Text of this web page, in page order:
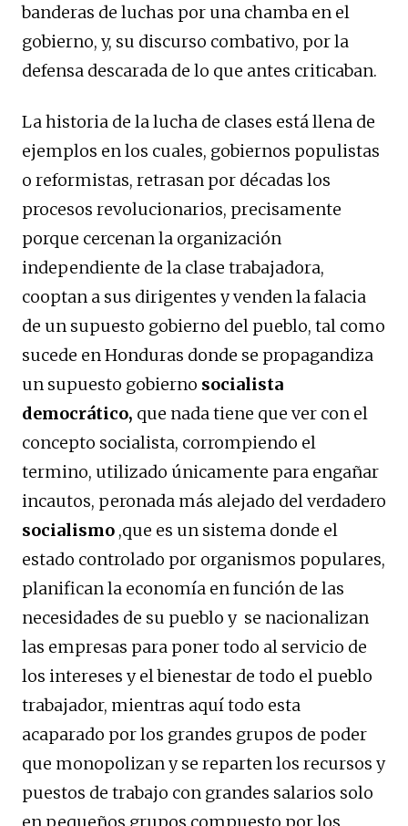
banderas de luchas por una chamba en el
gobierno, y, su discurso combativo, por la
defensa descarada de lo que antes criticaban.
La historia de la lucha de clases está llena de
ejemplos en los cuales, gobiernos populistas
o reformistas, retrasan por décadas los
procesos revolucionarios, precisamente
porque cercenan la organización
independiente de la clase trabajadora,
cooptan a sus dirigentes y venden la falacia
de un supuesto gobierno del pueblo, tal como
sucede en Honduras donde se propagandiza
un supuesto gobierno socialista
democrático, que nada tiene que ver con el
concepto socialista, corrompiendo el
termino, utilizado únicamente para engañar
incautos, peronada más alejado del verdadero
socialismo ,que es un sistema donde el
estado controlado por organismos populares,
planifican la economía en función de las
necesidades de su pueblo y se nacionalizan
las empresas para poner todo al servicio de
los intereses y el bienestar de todo el pueblo
trabajador, mientras aquí todo esta
acaparado por los grandes grupos de poder
que monopolizan y se reparten los recursos y
puestos de trabajo con grandes salarios solo
en pequeños grupos compuesto por los